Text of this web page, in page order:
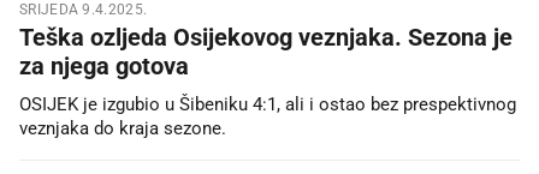
SRIJEDA 9.4.2025.
Teška ozljeda Osijekovog veznjaka. Sezona je
za njega gotova
OSIJEK je izgubio u Šibeniku 4:1, ali i ostao bez prespektivnog
veznjaka do kraja sezone.